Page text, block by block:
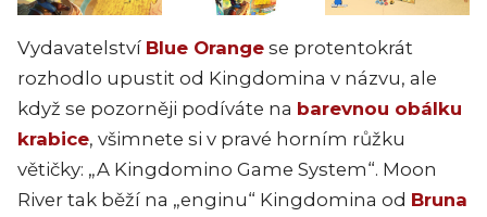
Vydavatelství Blue Orange se protentokrát
rozhodlo upustit od Kingdomina v názvu, ale
když se pozorněji podíváte na barevnou obálku
krabice, všimnete si v pravé horním růžku
větičky: „A Kingdomino Game System“. Moon
River tak běží na „enginu“ Kingdomina od Bruna